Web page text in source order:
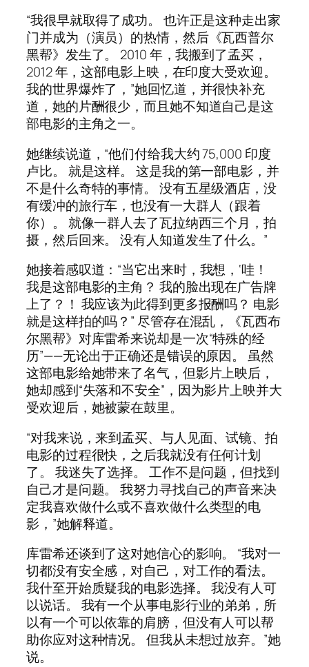
“我很早就取得了成功。 也许正是这种走出家
门并成为（演员）的热情，然后《瓦西普尔
黑帮》发生了。 2010 年，我搬到了孟买，
2012 年，这部电影上映，在印度大受欢迎。
我的世界爆炸了，”她回忆道，并很快补充
道，她的片酬很少，而且她不知道自己是这
部电影的主角之一。
她继续说道，“他们付给我大约 75,000 印度
卢比。 就是这样。 这是我的第一部电影，并
不是什么奇特的事情。 没有五星级酒店，没
有缓冲的旅行车，也没有一大群人（跟着
你）。 就像一群人去了瓦拉纳西三个月，拍
摄，然后回来。 没有人知道发生了什么。”
她接着感叹道：“当它出来时，我想，‘哇！
我是这部电影的主角？ 我的脸出现在广告牌
上了？！ 我应该为此得到更多报酬吗？ 电影
就是这样拍的吗？” 尽管存在混乱，《瓦西布
尔黑帮》对库雷希来说却是一次“特殊的经
历”——无论出于正确还是错误的原因。 虽然
这部电影给她带来了名气，但影片上映后，
她却感到“失落和不安全”，因为影片上映并大
受欢迎后，她被蒙在鼓里。
“对我来说，来到孟买、与人见面、试镜、拍
电影的过程很快，之后我就没有任何计划
了。 我迷失了选择。 工作不是问题，但找到
自己才是问题。 我努力寻找自己的声音来决
定我喜欢做什么或不喜欢做什么类型的电
影，”她解释道。
库雷希还谈到了这对她信心的影响。 “我对一
切都没有安全感，对自己，对工作的看法。
我什至开始质疑我的电影选择。 我没有人可
以说话。 我有一个从事电影行业的弟弟，所
以有一个可以依靠的肩膀，但没有人可以帮
助你应对这种情况。 但我从未想过放弃。”她
说。